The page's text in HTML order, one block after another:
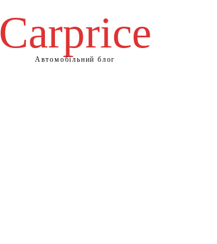
Сarprice
Автомобільний блог